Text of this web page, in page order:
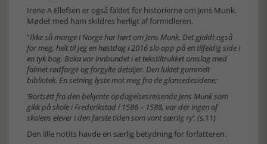
Irene A Ellefsen er også faldet for historierne om Jens Munk.
Mødet med ham skildres herligt af formidleren.
”Ikke så mange i Norge har hørt om Jens Munk. Det gjaldt også
for meg, helt til jeg en høstdag i 2016 slo opp på en tilfeldig side i
en tyk bog. Boka var innbundet i et tekstiltrukket omslag med
falmet rødfarge og forgylte detaljer. Den luktet gammelt
bibliotek. En setning lyste mot meg fra de glansedesidene:
’Bortsett fra den bekjente opdagelsesreisende Jens Munk som
gikk på skole i Frederikstad i 1586 – 1588, var der ingen af
skolens elever i den første tiden som vant særlig ry’. (s.11)
Den lille notits havde en særlig betydning for forfatteren.